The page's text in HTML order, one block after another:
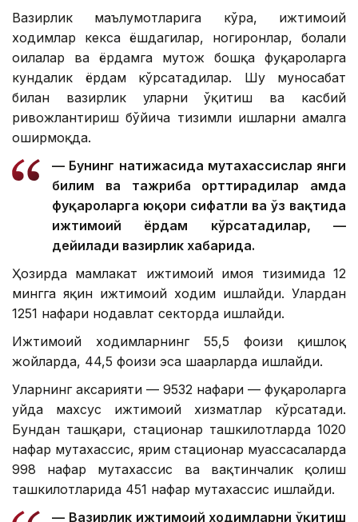
Вазирлик маълумотларига кўра, ижтимоий
ходимлар кекса ёшдагилар, ногиронлар, болали
оилалар ва ёрдамга муҳтож бошқа фуқароларга
кундалик ёрдам кўрсатадилар. Шу муносабат
билан вазирлик уларни ўқитиш ва касбий
ривожлантириш бўйича тизимли ишларни амалга
оширмоқда.
— Бунинг натижасида мутахассислар янги
билим ва тажриба орттирадилар ҳамда
фуқароларга юқори сифатли ва ўз вақтида
ижтимоий ёрдам кўрсатадилар, —
дейилади вазирлик хабарида.
Ҳозирда мамлакат ижтимоий ҳимоя тизимида 12
мингга яқин ижтимоий ходим ишлайди. Улардан
1251 нафари нодавлат секторда ишлайди.
Ижтимоий ходимларнинг 55,5 фоизи қишлоқ
жойларда, 44,5 фоизи эса шаҳарларда ишлайди.
Уларнинг аксарияти — 9532 нафари — фуқароларга
уйда махсус ижтимоий хизматлар кўрсатади.
Бундан ташқари, стационар ташкилотларда 1020
нафар мутахассис, ярим стационар муассасаларда
998 нафар мутахассис ва вақтинчалик қолиш
ташкилотларида 451 нафар мутахассис ишлайди.
— Вазирлик ижтимоий ходимларни ўқитиш